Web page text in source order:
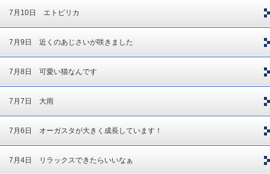
7月10日 エトピリカ
7月9日 近くのあじさいが咲きました
7月8日 可愛い猫なんです
7月7日 大雨
7月6日 オーガスタが大きく成長しています！
7月4日 リラックスできたらいいなぁ